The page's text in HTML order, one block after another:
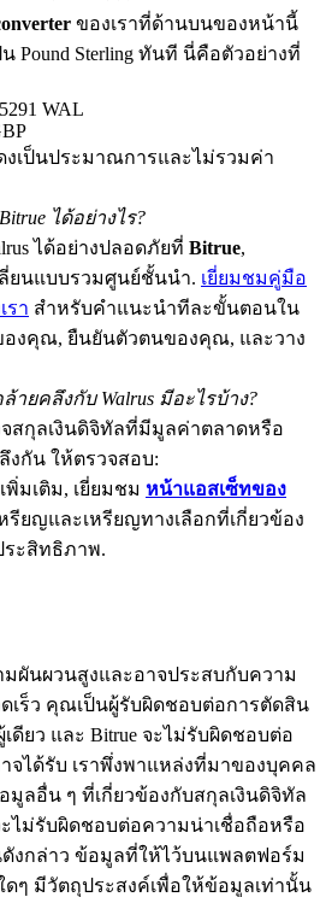
Users
500,000 USDT
Carnival
33,333 USDT Bonus
10% APR
| Daily Rewards
6.5% APR
ศษสุดพิเศษ
ของเราที่ด้านบนของหน้านี้
น Pound Sterling ทันที นี่คือตัวอย่างที่
WAL
เป็นประมาณการและไม่รวมค่า
ได้อย่างไร?
ได้อย่างปลอดภัยที่ Bitrue,
ยนแบบรวมศูนย์ชั้นนำ. เยี่ยมชมคู่มือ
รา สำหรับคำแนะนำทีละขั้นตอนใน
องคุณ, ยืนยันตัวตนของคุณ, และวาง
ยคลึงกับ Walrus มีอะไรบ้าง?
สกุลเงินดิจิทัลที่มีมูลค่าตลาดหรือ
กัน ให้ตรวจสอบ:
พิ่มเติม, เยี่ยมชม หน้าแอสเซ็ทของ
รียญและเหรียญทางเลือกที่เกี่ยวข้อง
ะสิทธิภาพ.
ผันผวนสูงและอาจประสบกับความ
เร็ว คุณเป็นผู้รับผิดชอบต่อการตัดสิน
ดียว และ Bitrue จะไม่รับผิดชอบต่อ
ได้รับ เราพึ่งพาแหล่งที่มาของบุคคล
ลอื่น ๆ ที่เกี่ยวข้องกับสกุลเงินดิจิทัล
ไม่รับผิดชอบต่อความน่าเชื่อถือหรือ
งกล่าว ข้อมูลที่ให้ไว้บนแพลตฟอร์ม
ดๆ มีวัตถุประสงค์เพื่อให้ข้อมูลเท่านั้น